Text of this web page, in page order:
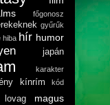
főgonosz
gyűrűk
hiba hír humor
japán
karakter
kínrím kód
lovag magus